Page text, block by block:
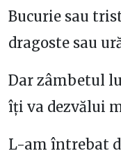
Bucurie sau
dragoste sau
Dar zâmbetul
îți va dezvălui
L-am întrebat